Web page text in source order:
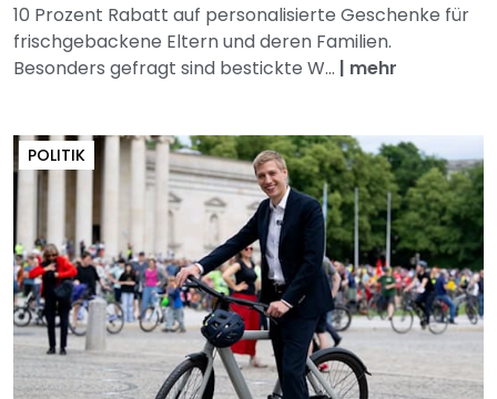
10 Prozent Rabatt auf personalisierte Geschenke für
frischgebackene Eltern und deren Familien.
Besonders gefragt sind bestickte W... | mehr
POLITIK